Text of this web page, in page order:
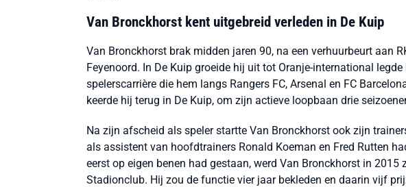
Van Bronckhorst kent uitgebreid verleden in De Kuip
Van Bronckhorst brak midden jaren 90, na een verhuurbeurt aan
Feyenoord. In De Kuip groeide hij uit tot Oranje-international
spelerscarrière die hem langs Rangers FC, Arsenal en FC
keerde hij terug in De Kuip, om zijn actieve loopbaan drie
Na zijn afscheid als speler startte Van Bronckhorst ook zijn
als assistent van hoofdtrainers Ronald Koeman en Fred Rutten
eerst op eigen benen had gestaan, werd Van Bronckhorst in
Stadionclub. Hij zou de functie vier jaar bekleden en daarin vijf